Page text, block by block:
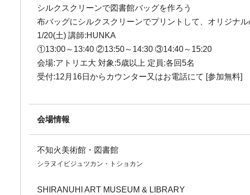
シルクスクリーンで図書館バッグを作ろう
布バッグにシルクスクリーンでプリントして、オリジナル
1/20(土) 講師:HUNKA
①13:00～13:40 ②13:50～14:30 ③14:40～15:20
会場:アトリエ大 対象:5歳以上 定員:各回5名
受付:12月16日からカウンター又はお電話にて [参加無料]
会場情報
不知火美術館・図書館
シラヌイビジュツカン・トショカン
SHIRANUHI ART MUSEUM & LIBRARY